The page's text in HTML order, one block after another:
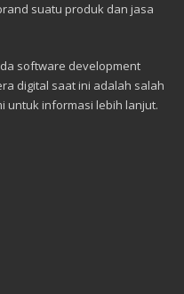
suatu produk dan jasa
software development
digital saat ini adalah salah
untuk informasi lebih lanjut.